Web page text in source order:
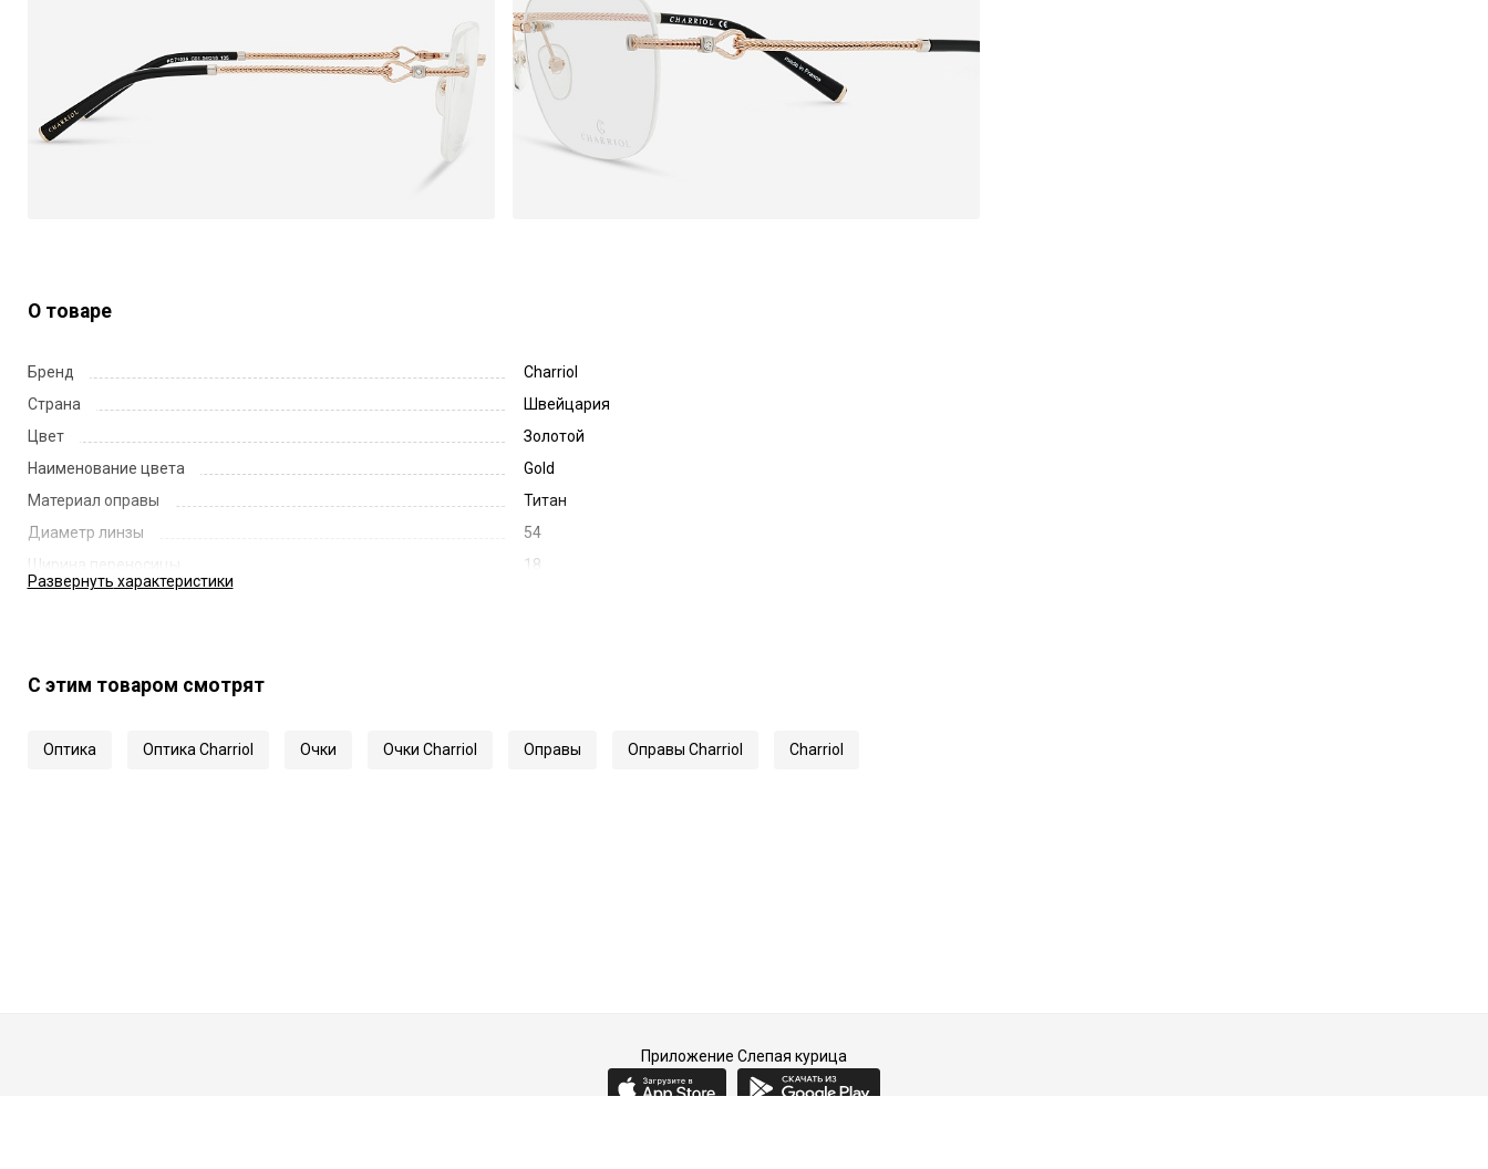
О товаре
Бренд
Charriol
Страна
Швейцария
Цвет
Золотой
Наименование цвета
Gold
Материал оправы
Титан
Диаметр линзы
54
Ширина переносицы
18
Развернуть характеристики
С этим товаром смотрят
Оптика Оптика Charriol Очки Очки Charriol Оправы Оправы Charriol Charriol
Приложение Слепая курица